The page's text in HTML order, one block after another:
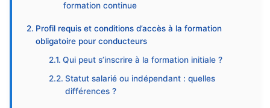
formation continue
Profil requis et conditions d’accès à la formation
obligatoire pour conducteurs
Qui peut s’inscrire à la formation initiale ?
Statut salarié ou indépendant : quelles
différences ?